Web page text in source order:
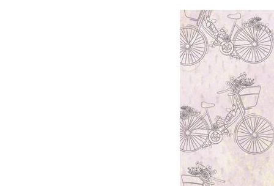
Тематика: Винтаж и ретро,
Коллекция: Pink Gelato